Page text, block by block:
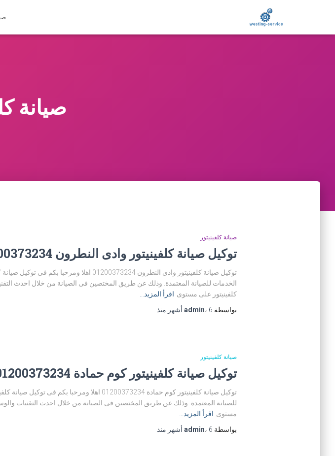
صيانة
صيانة كلفينيتور
توكيل صيانة كلفينيتور وادى النطرون 01200373234
توكيل صيانة كلفينيتور وادى النطرون
الخدمات للصيانة المعتمدة. وذلك عن طريق المختصين فى الصيانة من خلال احدث
كلفينيتور على مستوى اقرأ المزيد…
بواسطة
admin، 6 أشهر منذ
صيانة كلفينيتور
توكيل صيانة كلفينيتور كوم حمادة 01200373234
توكيل صيانة كلفينيتور كوم حمادة 01200373234
للصيانة المعتمدة. وذلك عن طريق المختصين فى الصيانة من خلال احدث التقنيات
مستوى اقرأ المزيد…
بواسطة
admin، 6 أشهر منذ